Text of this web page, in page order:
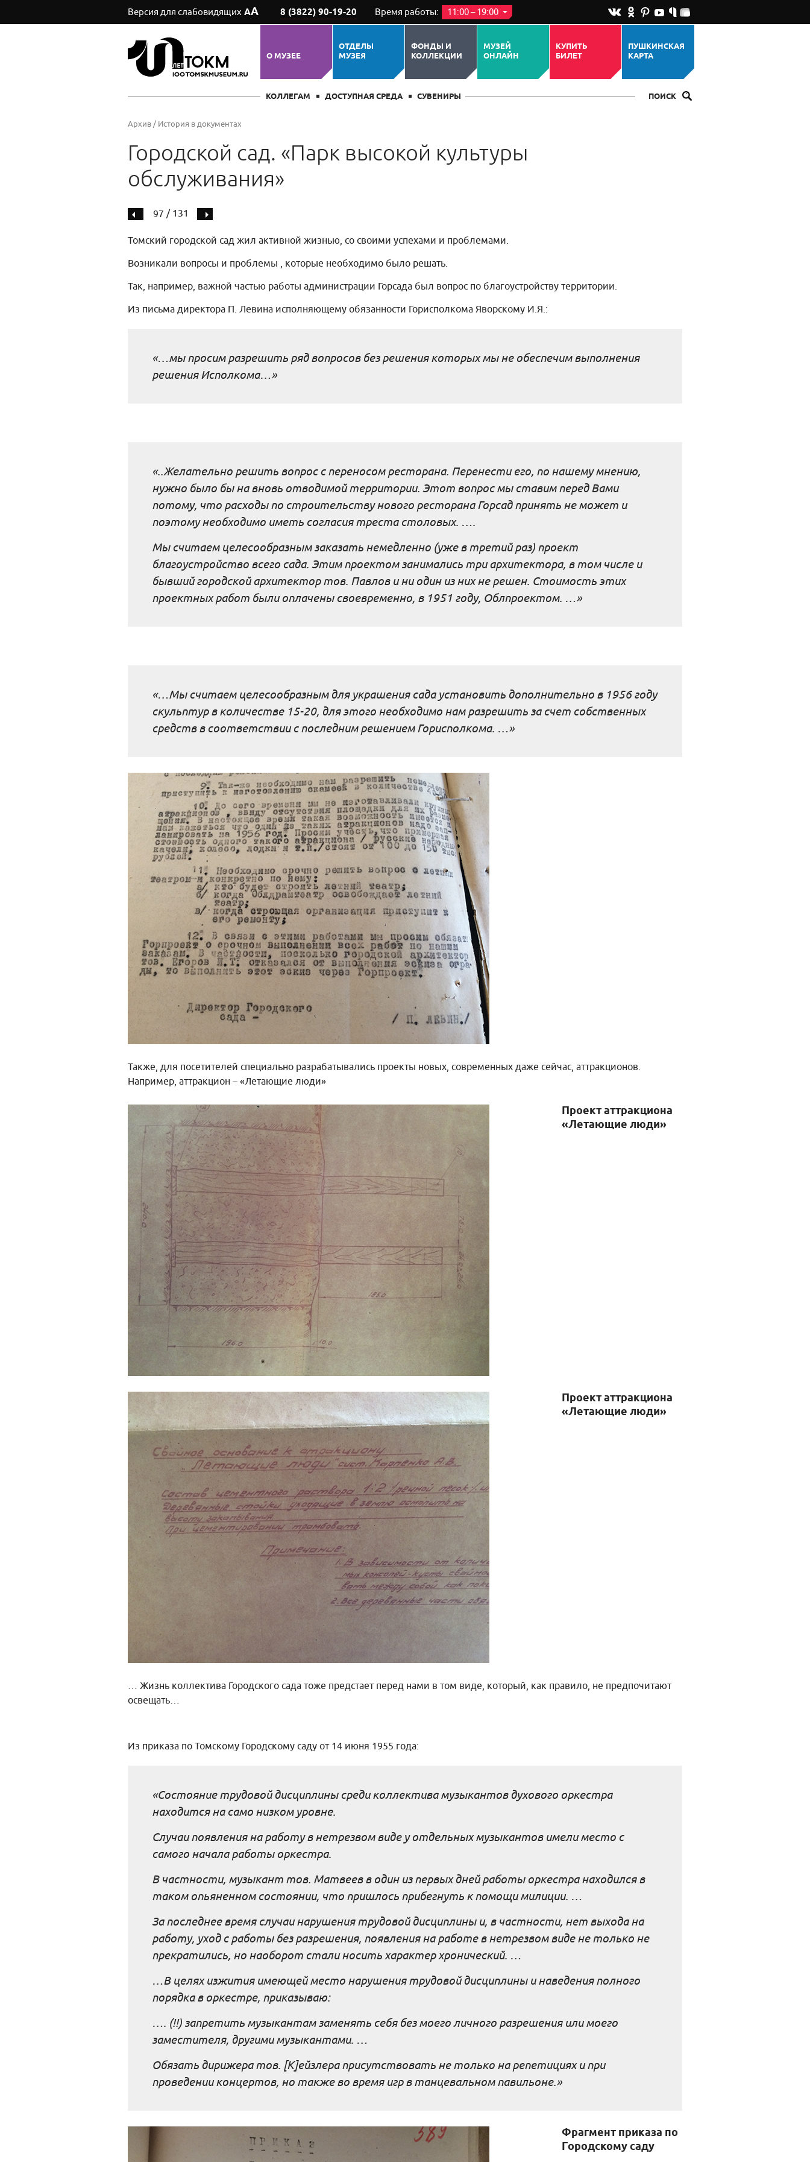
Версия для слабовидящих АА 8 (3822) 90-19-20 Время работы: 11:00 – 19:00
О МУЗЕЕ
ОТДЕЛЫ
МУЗЕЯ
ФОНДЫ И
КОЛЛЕКЦИИ
МУЗЕЙ
ОНЛАЙН
КУПИТЬ
БИЛЕТ
ПУШКИНСКАЯ
КАРТА
КОЛЛЕГАМ ДОСТУПНАЯ СРЕДА СУВЕНИРЫ ПОИСК
Архив/ История в документах
Городской сад. «Парк высокой культуры
обслуживания»
97 / 131
Томский городской сад жил активной жизнью, со своими успехами и проблемами.
Возникали вопросы и проблемы , которые необходимо было решать.
Так, например, важной частью работы администрации Горсада был вопрос по благоустройству территории.
Из письма директора П. Левина исполняющему обязанности Горисполкома Яворскому И.Я.:
«…мы просим разрешить ряд вопросов без решения которых мы не обеспечим выполнения
решения Исполкома…»
«..Желательно решить вопрос с переносом ресторана. Перенести его, по нашему мнению,
нужно было бы на вновь отводимой территории. Этот вопрос мы ставим перед Вами
потому, что расходы по строительству нового ресторана Горсад принять не может и
поэтому необходимо иметь согласия треста столовых. ….
Мы считаем целесообразным заказать немедленно (уже в третий раз) проект
благоустройство всего сада. Этим проектом занимались три архитектора, в том числе и
бывший городской архитектор тов. Павлов и ни один из них не решен. Стоимость этих
проектных работ были оплачены своевременно, в 1951 году, Облпроектом. …»
«…Мы считаем целесообразным для украшения сада установить дополнительно в 1956 году
скульптур в количестве 15-20, для этого необходимо нам разрешить за счет собственных
средств в соответствии с последним решением Горисполкома. …»
Также, для посетителей специально разрабатывались проекты новых, современных даже сейчас, аттракционов.
Например, аттракцион – «Летающие люди»
Проект аттракциона
«Летающие люди»
Проект аттракциона
«Летающие люди»
… Жизнь коллектива Городского сада тоже предстает перед нами в том виде, который, как правило, не предпочитают
освещать…
Из приказа по Томскому Городскому саду от 14 июня 1955 года:
«Состояние трудовой дисциплины среди коллектива музыкантов духового оркестра
находится на само низком уровне.
Случаи появления на работу в нетрезвом виде у отдельных музыкантов имели место с
самого начала работы оркестра.
В частности, музыкант тов. Матвеев в один из первых дней работы оркестра находился в
таком опьяненном состоянии, что пришлось прибегнуть к помощи милиции. …
За последнее время случаи нарушения трудовой дисциплины и, в частности, нет выхода на
работу, уход с работы без разрешения, появления на работе в нетрезвом виде не только не
прекратились, но наоборот стали носить характер хронический. …
…В целях изжития имеющей место нарушения трудовой дисциплины и наведения полного
порядка в оркестре, приказываю:
…. (!!) запретить музыкантам заменять себя без моего личного разрешения или моего
заместителя, другими музыкантами. …
Обязать дирижера тов. [К]ейзлера присутствовать не только на репетициях и при
проведении концертов, но также во время игр в танцевальном павильоне.»
Фрагмент приказа по
Городскому саду